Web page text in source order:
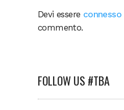
Devi essere connesso
commento.
FOLLOW US #TBA